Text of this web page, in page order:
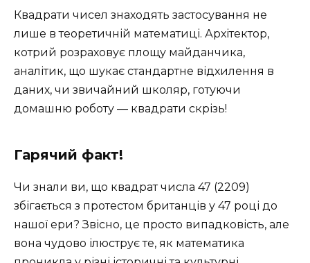
Квадрати чисел знаходять застосування не
лише в теоретичній математиці. Архітектор,
котрий розраховує площу майданчика,
аналітик, що шукає стандартне відхилення в
даних, чи звичайний школяр, готуючи
домашню роботу — квадрати скрізь!
Гарячий факт!
Чи знали ви, що квадрат числа 47 (2209)
збігається з протестом британців у 47 році до
нашої ери? Звісно, це просто випадковість, але
вона чудово ілюструє те, як математика